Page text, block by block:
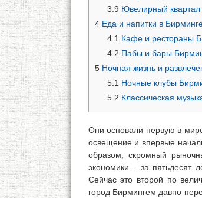
3.9 Ювелирный квартал
4Еда и напитки в
4.1 Кафе и рестораны
4.2 Пабы и бары
5Ночная жизнь и
5.1 Ночные клубы
5.2 Классическая
Они основали первую в
освещение и впервые
образом, скромный
экономики – за пятьдесят
Сейчас это второй по
город Бирмингем давно